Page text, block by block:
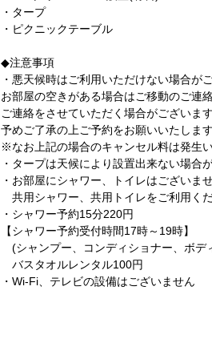
・タープ
・ピクニックテーブル
◆注意事項
・悪天候時はご利用いただけない場合が
お部屋の空きがある場合はご移動のご連
ご連絡をさせていただく場合がございます
予めご了承の上ご予約をお願いいたします
※なお上記の場合のキャンセル料は発生
・タープは天候により設置出来ない場合
・お部屋にシャワー、トイレはございま
共用シャワー、共用トイレをご利用く
・シャワー予約15分220円
【シャワー予約受付時間17時～19時】
(シャンプー、コンディショナー、ボデ
バスタオルレンタル100円
​・Wi-Fi、テレビの設備はございません